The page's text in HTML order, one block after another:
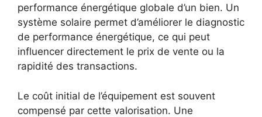
performance énergétique globale d’un bien. Un
système solaire permet d’améliorer le diagnostic
de performance énergétique, ce qui peut
influencer directement le prix de vente ou la
rapidité des transactions.
Le coût initial de l’équipement est souvent
compensé par cette valorisation. Une